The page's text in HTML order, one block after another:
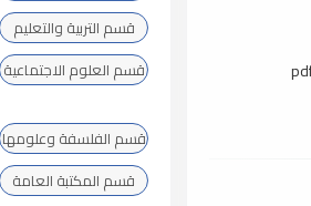
قسم التربية والتعليم
قسم العلوم الاجتماعية
قسم الفلسفة وعلومها
قسم المكتبة العامة